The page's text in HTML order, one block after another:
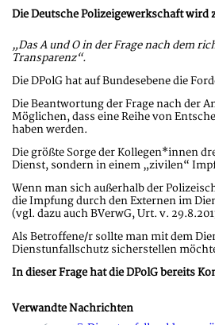
Die Deutsche Polizeigewerkschaft
„Das A und O in der Frage nach dem
Transparenz“.
Die DPolG hat auf Bundesebene die
Die Beantwortung der Frage nach der
Möglichen, dass eine Reihe von
haben werden.
Die größte Sorge der Kollegen*innen
Dienst, sondern in einem „zivilen“
Wenn man sich außerhalb der
die Impfung durch den Externen im
(vgl. dazu auch BVerwG, Urt. v.
Als Betroffene/r sollte man mit dem
Dienstunfallschutz sicherstellen
In dieser Frage hat die DPolG bereits
Verwandte Nachrichten